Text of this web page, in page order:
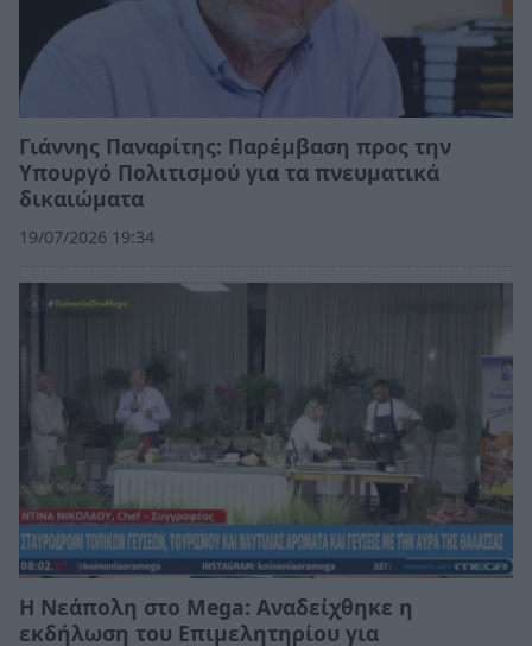
Γιάννης Παναρίτης: Παρέμβαση προς την
Υπουργό Πολιτισμού για τα πνευματικά
δικαιώματα
19/07/2026 19:34
Η Νεάπολη στο Mega: Αναδείχθηκε η
εκδήλωση του Επιμελητηρίου για